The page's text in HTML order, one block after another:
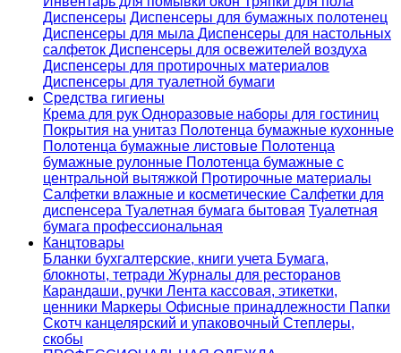
Диспенсеры Диспенсеры для бумажных полотенец
Диспенсеры для мыла Диспенсеры для настольных
салфеток Диспенсеры для освежителей воздуха
Диспенсеры для протирочных материалов
Диспенсеры для туалетной бумаги
Средства гигиены
Крема для рук Одноразовые наборы для гостиниц
Покрытия на унитаз Полотенца бумажные кухонные
Полотенца бумажные листовые Полотенца
бумажные рулонные Полотенца бумажные с
центральной вытяжкой Протирочные материалы
Салфетки влажные и косметические Салфетки для
диспенсера Туалетная бумага бытовая Туалетная
бумага профессиональная
Канцтовары
Бланки бухгалтерские, книги учета Бумага,
блокноты, тетради Журналы для ресторанов
Карандаши, ручки Лента кассовая, этикетки,
ценники Маркеры Офисные принадлежности Папки
Скотч канцелярский и упаковочный Степлеры,
скобы